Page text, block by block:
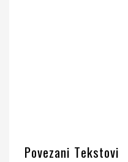
Povezani Tekstovi